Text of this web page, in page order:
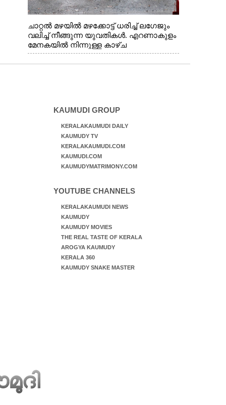
ചാറ്റൽ മഴയിൽ മഴക്കോട്ട് ധരിച്ച് ലഗേജും
വലിച്ച് നീങ്ങുന്ന യുവതികൾ. എറണാകുളം
മേനകയിൽ നിന്നുള്ള കാഴ്ച
KAUMUDI GROUP
KERALAKAUMUDI DAILY
KAUMUDY TV
KERALAKAUMUDI.COM
KAUMUDI.COM
KAUMUDYMATRIMONY.COM
YOUTUBE CHANNELS
KERALAKAUMUDI NEWS
KAUMUDY
KAUMUDY MOVIES
THE REAL TASTE OF KERALA
AROGYA KAUMUDY
KERALA 360
KAUMUDY SNAKE MASTER